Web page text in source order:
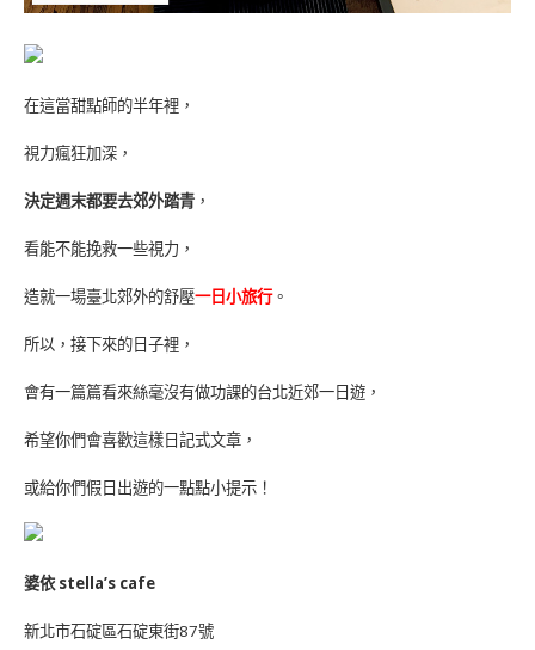
在這當甜點師的半年裡，
視力瘋狂加深，
決定週末都要去郊外踏青 ，
看能不能挽救一些視力，
造就一場臺北郊外的舒壓一日小旅行。
所以，接下來的日子裡，
會有一篇篇看來絲毫沒有做功課的台北近郊一日遊，
希望你們會喜歡這樣日記式文章，
或給你們假日出遊的一點點小提示！
婆依 stella’s cafe
新北市石碇區石碇東街87號